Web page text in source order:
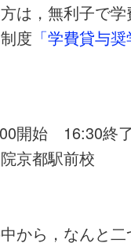
は，無利子で
度 「学費貸与
16:30終了
京都駅前校
，なんと二つ